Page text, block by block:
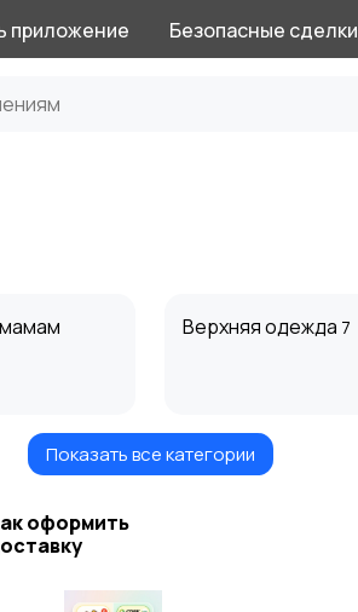
приложение Безопасные сделки
Верхняя одежда 7
Обувь6
Показать все категории
оформить